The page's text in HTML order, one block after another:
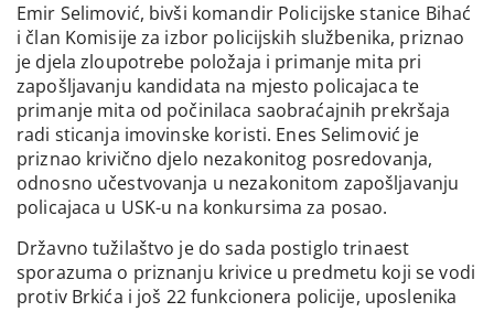
Emir Selimović, bivši komandir Policijske stanice Bihać
i član Komisije za izbor policijskih službenika, priznao
je djela zloupotrebe položaja i primanje mita pri
zapošljavanju kandidata na mjesto policajaca te
primanje mita od počinilaca saobraćajnih prekršaja
radi sticanja imovinske koristi. Enes Selimović je
priznao krivično djelo nezakonitog posredovanja,
odnosno učestvovanja u nezakonitom zapošljavanju
policajaca u USK-u na konkursima za posao.
Državno tužilaštvo je do sada postiglo trinaest
sporazuma o priznanju krivice u predmetu koji se vodi
protiv Brkića i još 22 funkcionera policije, uposlenika